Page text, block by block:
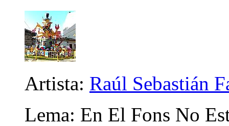
Artista: Raúl Sebastián
Lema: En El Fons No